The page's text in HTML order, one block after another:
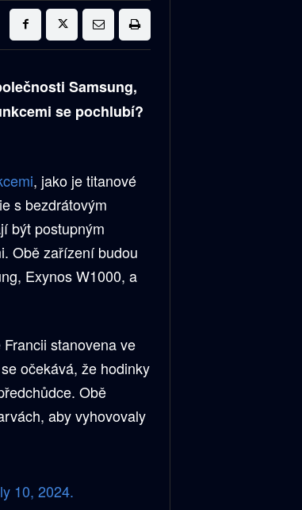
Samsung,
se pochlubí?
, jako je titanové
s bezdrátovým
být postupným
Obě zařízení budou
Exynos W1000, a
stanovena ve
očekává, že hodinky
Obě
aby vyhovovaly
10, 2024.